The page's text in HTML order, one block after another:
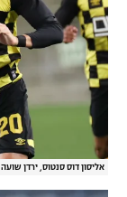
אליסון דוס סנטוס, ירדן שועה